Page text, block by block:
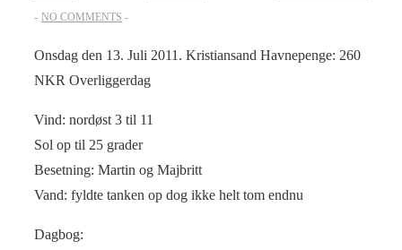
NO COMMENTS
Onsdag den 13. Juli 2011. Kristiansand Havnepenge: 260
NKR Overliggerdag
Vind: nordøst 3 til 11
Sol op til 25 grader
Besetning: Martin og Majbritt
Vand: fyldte tanken op dog ikke helt tom endnu
Dagbog: